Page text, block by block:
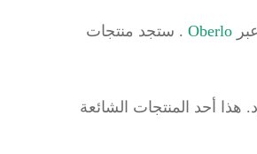
Oberlo
. ستجد منتجات
هذا أحد المنتجات الشائعة